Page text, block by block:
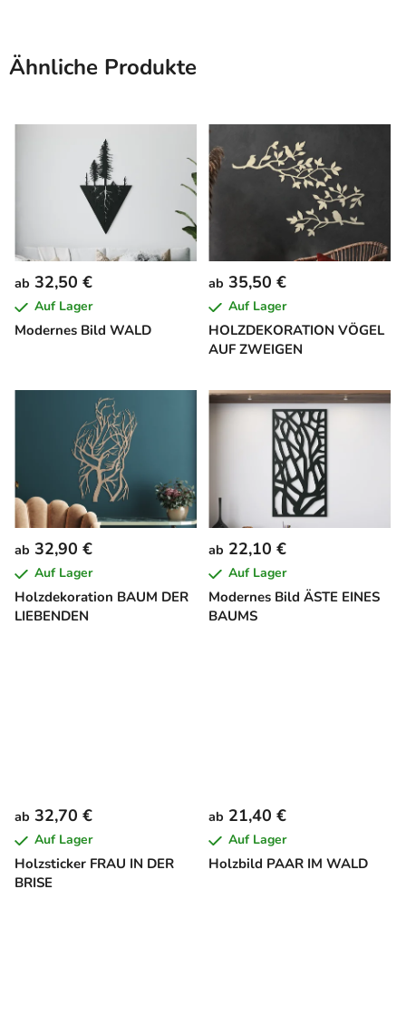
Ähnliche Produkte
Modernes Bild WALD
ab 32,50 €
Auf Lager
HOLZDEKORATION VÖGEL
AUF ZWEIGEN
ab 35,50 €
Auf Lager
Holzdekoration BAUM DER
LIEBENDEN
ab 32,90 €
Auf Lager
Modernes Bild ÄSTE EINES
BAUMS
ab 22,10 €
Auf Lager
Holzsticker FRAU IN DER
BRISE
ab 32,70 €
Auf Lager
Holzbild PAAR IM WALD
ab 21,40 €
Auf Lager